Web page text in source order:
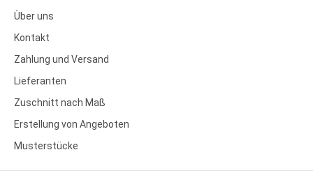
Über uns
Kontakt
Zahlung und Versand
Lieferanten
Zuschnitt nach Maß
Erstellung von Angeboten
Musterstücke